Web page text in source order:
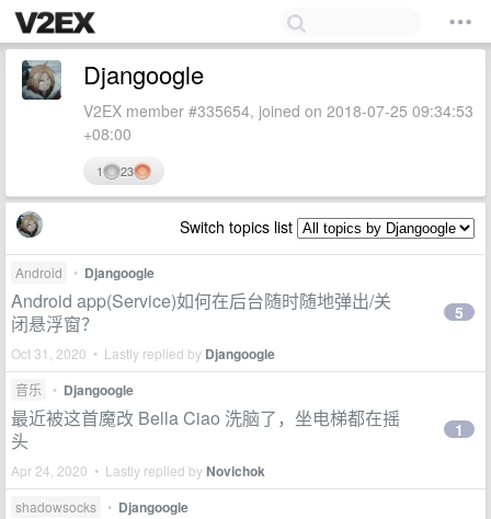
Djangoogle
V2EX member #335654, joined on 2018-07-25 09:34:53
+08:00
1 23
Switch topics list
Android • Djangoogle
Android app(Service)如何在后台随时随地弹出/关
闭悬浮窗？
Oct 31, 2020 • Lastly replied by Djangoogle
5
音乐 • Djangoogle
最近被这首魔改 Bella Ciao 洗脑了，坐电梯都在摇
头
Apr 24, 2020 • Lastly replied byNovichok
1
shadowsocks • Djangoogle